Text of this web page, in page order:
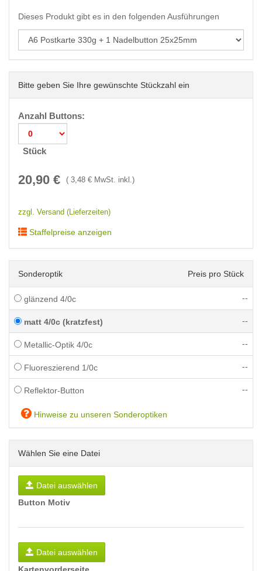
Dieses Produkt gibt es in den folgenden Ausführungen
Bitte geben Sie Ihre gewünschte Stückzahl ein
Anzahl Buttons:
Stück
20,90 € ( 3,48 € MwSt. inkl.)
zzgl. Versand (Lieferzeiten)
Staffelpreise anzeigen
Sonderoptik Preis pro Stück
glänzend 4/0c --
matt 4/0c (kratzfest) --
Metallic-Optik 4/0c --
Fluoreszierend 1/0c --
Reflektor-Button --
Hinweise zu unseren Sonderoptiken
Wählen Sie eine Datei
Datei auswählen
Button Motiv
Datei auswählen